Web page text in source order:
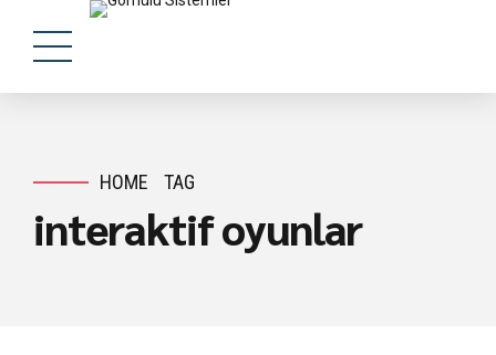
HOME TAG
interaktif oyunlar